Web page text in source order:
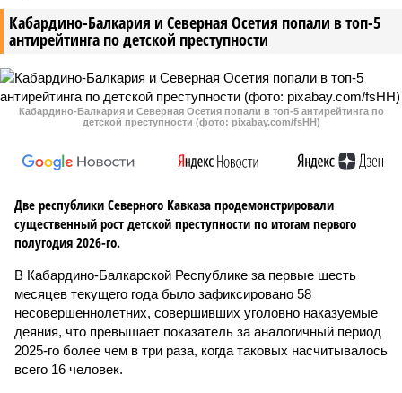
Кабардино-Балкария и Северная Осетия попали в топ-5
антирейтинга по детской преступности
Кабардино-Балкария и Северная Осетия попали в топ-5 антирейтинга по
детской преступности (фото: pixabay.com/fsHH)
Две республики Северного Кавказа продемонстрировали
существенный рост детской преступности по итогам первого
полугодия 2026-го.
В Кабардино-Балкарской Республике за первые шесть
месяцев текущего года было зафиксировано 58
несовершеннолетних, совершивших уголовно наказуемые
деяния, что превышает показатель за аналогичный период
2025-го более чем в три раза, когда таковых насчитывалось
всего 16 человек.